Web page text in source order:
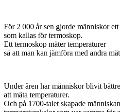
För 2 000 år sen gjorde människor
som kallas för termoskop.
Ett termoskop mäter temperaturer
så att man kan jämföra med andra
Under åren har människor blivit
att mäta temperaturer.
Och på 1700-talet skapade människan